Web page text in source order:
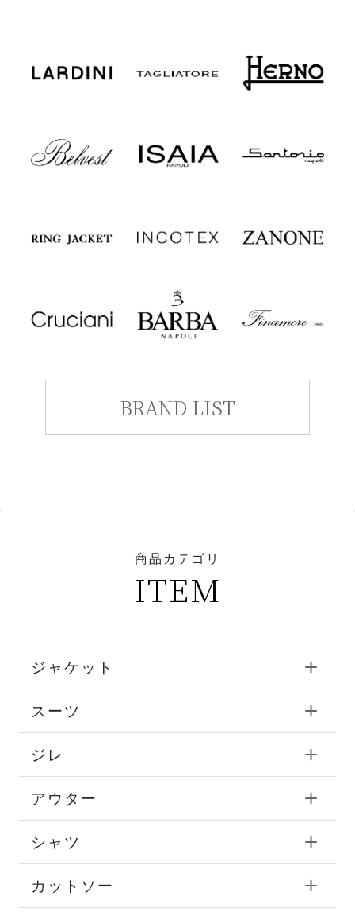
BRAND LIST
商品カテゴリ
ITEM
ジャケット
スーツ
ジレ
アウター
シャツ
カットソー